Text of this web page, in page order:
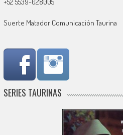
+52 5539-028005
Suerte Matador Comunicación Taurina
SERIES TAURINAS